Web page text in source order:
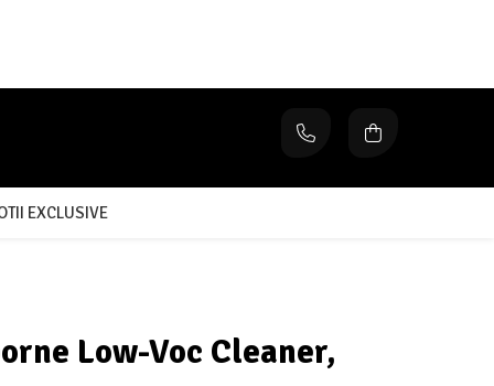
EXCLUSIVE
Low-Voc Cleaner,